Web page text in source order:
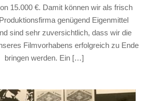
15.000 €. Damit können wir als frisch
genügend Eigenmittel
sind sehr zuversichtlich, dass wir die
Filmvorhabens erfolgreich zu Ende
bringen werden. Ein […]